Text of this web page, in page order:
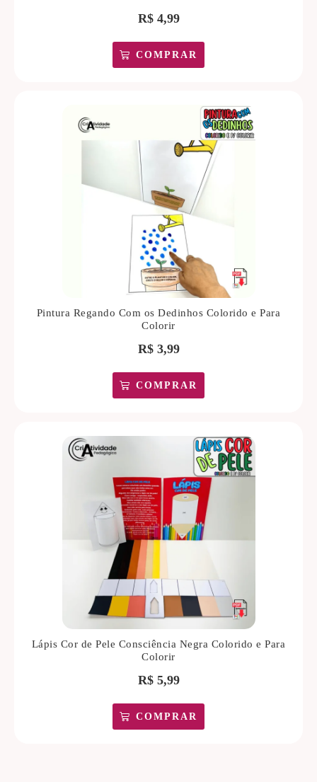
R$4,99
COMPRAR
Pintura Regando Com os Dedinhos Colorido e Para
Colorir
R$3,99
COMPRAR
Lápis Cor de Pele Consciência Negra Colorido e Para
Colorir
R$5,99
COMPRAR